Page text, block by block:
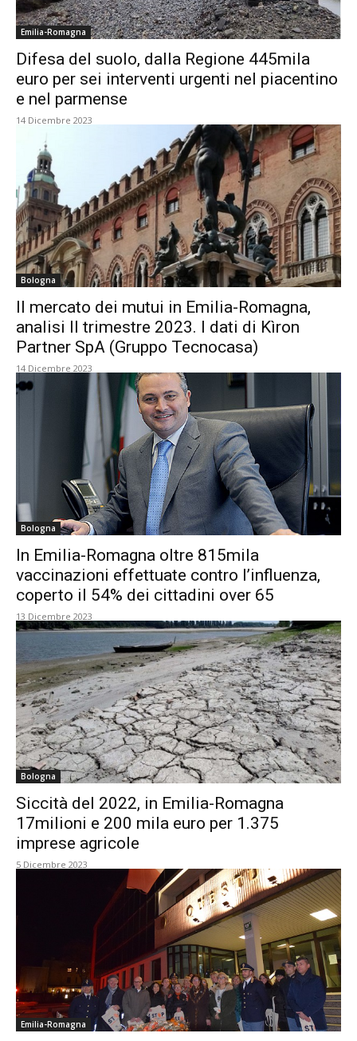
Emilia-Romagna
Difesa del suolo, dalla Regione 445mila
euro per sei interventi urgenti nel piacentino
e nel parmense
14 Dicembre 2023
Bologna
Il mercato dei mutui in Emilia-Romagna,
analisi II trimestre 2023. I dati di Kìron
Partner SpA (Gruppo Tecnocasa)
14 Dicembre 2023
Bologna
In Emilia-Romagna oltre 815mila
vaccinazioni effettuate contro l’influenza,
coperto il 54% dei cittadini over 65
13 Dicembre 2023
Bologna
Siccità del 2022, in Emilia-Romagna
17milioni e 200 mila euro per 1.375
imprese agricole
5 Dicembre 2023
Emilia-Romagna